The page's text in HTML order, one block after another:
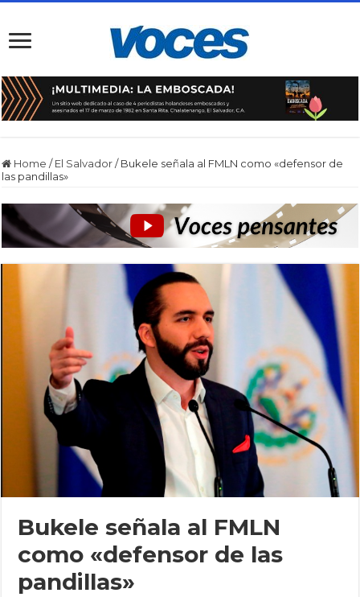
Home / El Salvador / Bukele señala al FMLN como «defensor de
las pandillas»
Bukele señala al FMLN
como «defensor de las
pandillas»